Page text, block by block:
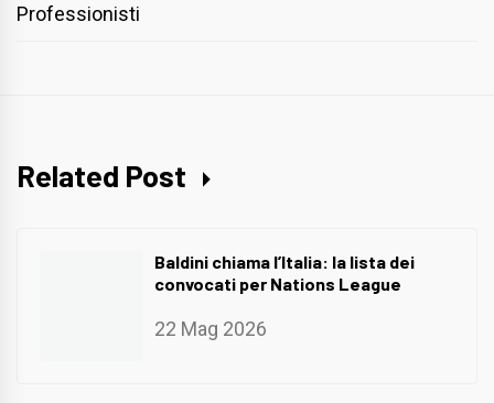
Professionisti
Related Post
Baldini chiama l’Italia: la lista dei
convocati per Nations League
22 Mag 2026